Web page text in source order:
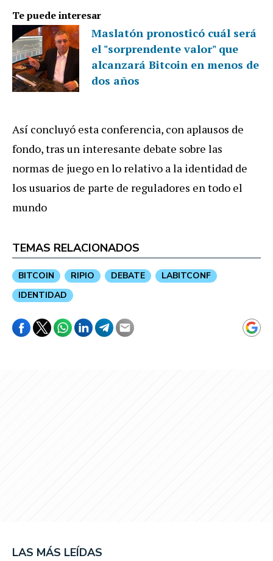
Te puede interesar
Maslatón pronosticó cuál será
el "sorprendente valor" que
alcanzará Bitcoin en menos de
dos años
Así concluyó esta conferencia, con aplausos de
fondo, tras un interesante debate sobre las
normas de juego en lo relativo a la identidad de
los usuarios de parte de reguladores en todo el
mundo
TEMAS RELACIONADOS
BITCOIN RIPIO DEBATE
LABITCONF
IDENTIDAD
LAS MÁS LEÍDAS